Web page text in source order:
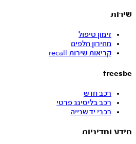
שירות
זימון טיפול
מחירון חלפים
קריאות שירות recall
freesbe
רכב חדש
רכב בליסינג פרטי
רכבי יד שנייה
מידע ומדיניות